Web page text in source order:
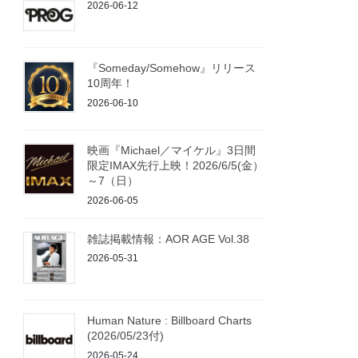
2026-06-12
『Someday/Somehow』リリース
10周年！
2026-06-10
映画『Michael／マイケル』3日間
限定IMAX先行上映！2026/6/5(金）
～7（日）
2026-06-05
雑誌掲載情報：AOR AGE Vol.38
2026-05-31
Human Nature : Billboard Charts
(2026/05/23付)
2026-05-24